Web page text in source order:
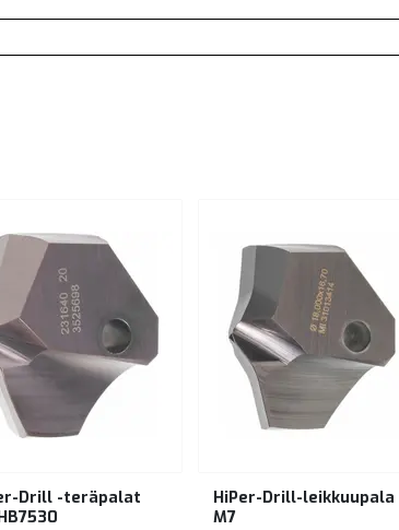
Drill -teräpalat
HiPer-Drill-leikkuupala
M7